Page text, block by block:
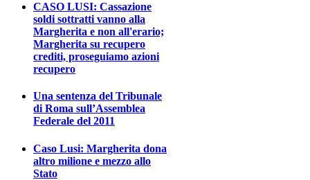
CASO LUSI: Cassazione
soldi sottratti vanno alla
Margherita e non all'erario;
Margherita su recupero
crediti, proseguiamo azioni
recupero
Una sentenza del Tribunale
di Roma sull’Assemblea
Federale del 2011
Caso Lusi: Margherita dona
altro milione e mezzo allo
Stato